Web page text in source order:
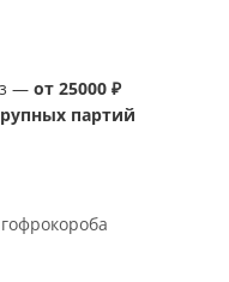
— от 25000 ₽
партий